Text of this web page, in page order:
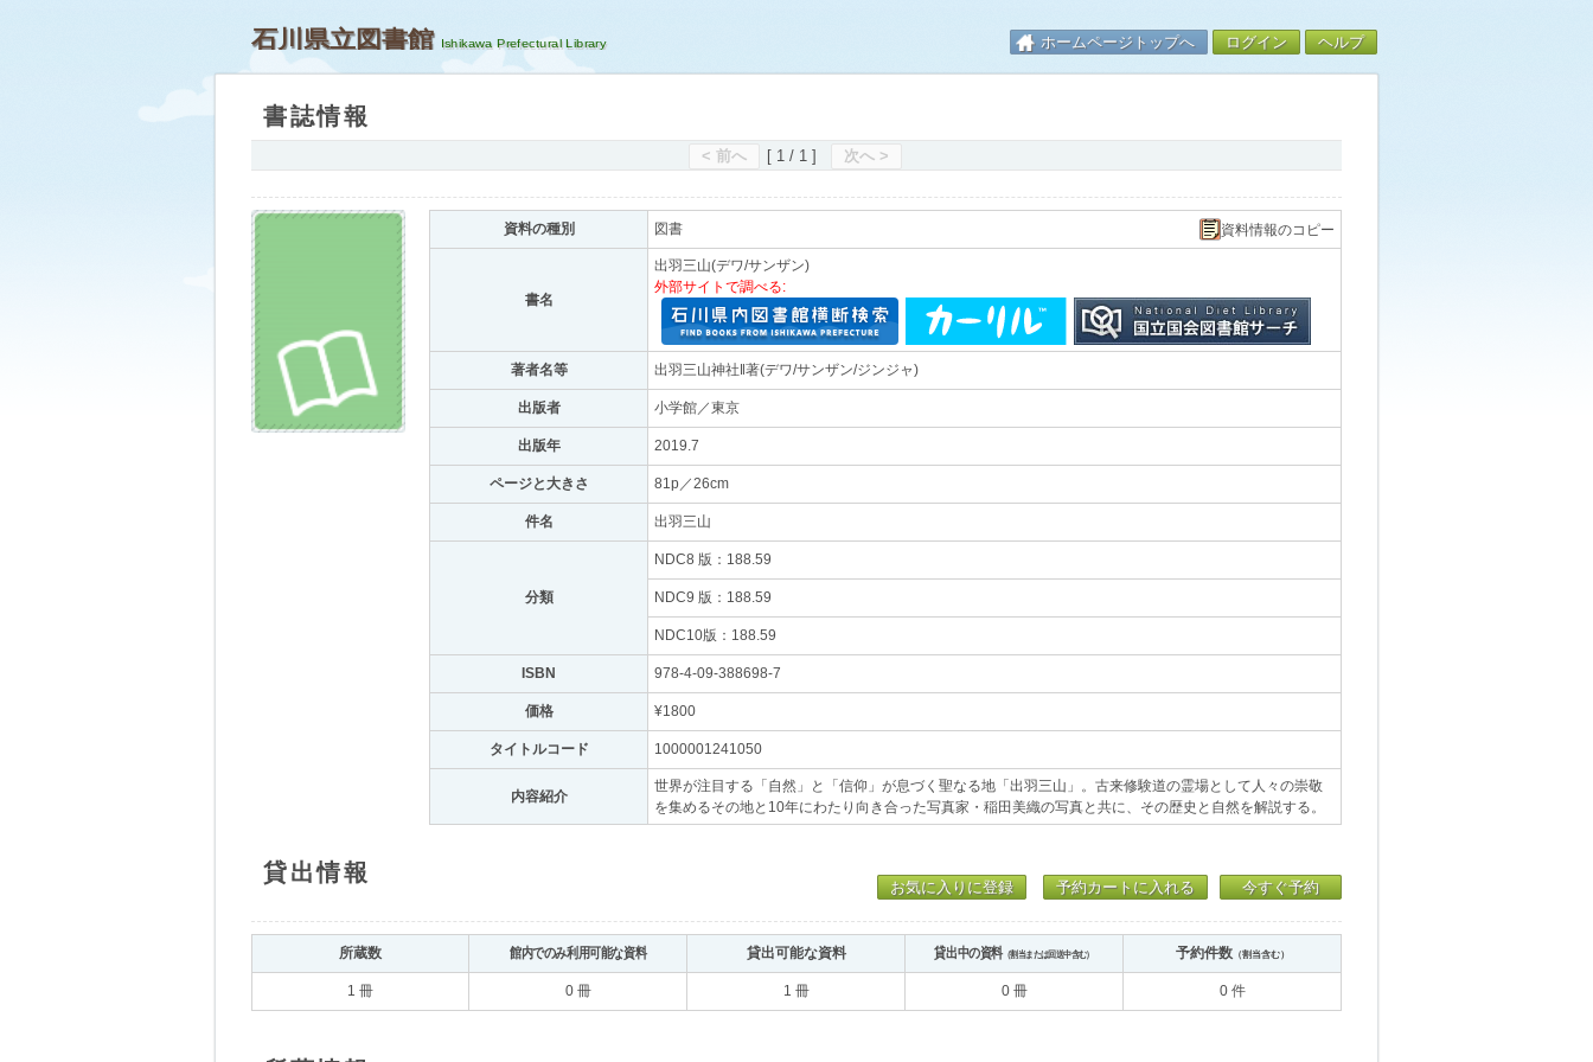
石川県立図書館 ホームページトップへ ログイン ヘルプ
書誌情報
< 前へ [ 1 / 1 ] 次へ >
資料の種別 図書 資料情報のコピー
書名
出羽三山(デワ/サンザン)
外部サイトで調べる:
著者名等 出羽三山神社‖著(デワ/サンザン/ジンジャ)
出版者 小学館／東京
出版年 2019.7
ページと大きさ 81p／26cm
件名 出羽三山
分類
NDC8 版：188.59
NDC9 版：188.59
NDC10版：188.59
ISBN 978-4-09-388698-7
価格 ¥1800
タイトルコード 1000001241050
内容紹介
世界が注目する「自然」と「信仰」が息づく聖なる地「出羽三山」。古来修験道の霊場として人々の崇敬
を集めるその地と10年にわたり向き合った写真家・稲田美織の写真と共に、その歴史と自然を解説する。
貸出情報
お気に入りに登録 予約カートに入れる 今すぐ予約
所蔵数 館内でのみ利用可能な資料 貸出可能な資料 貸出中の資料（割当または回送中含む） 予約件数（割当含む）
1 冊 0 冊 1 冊 0 冊 0 件